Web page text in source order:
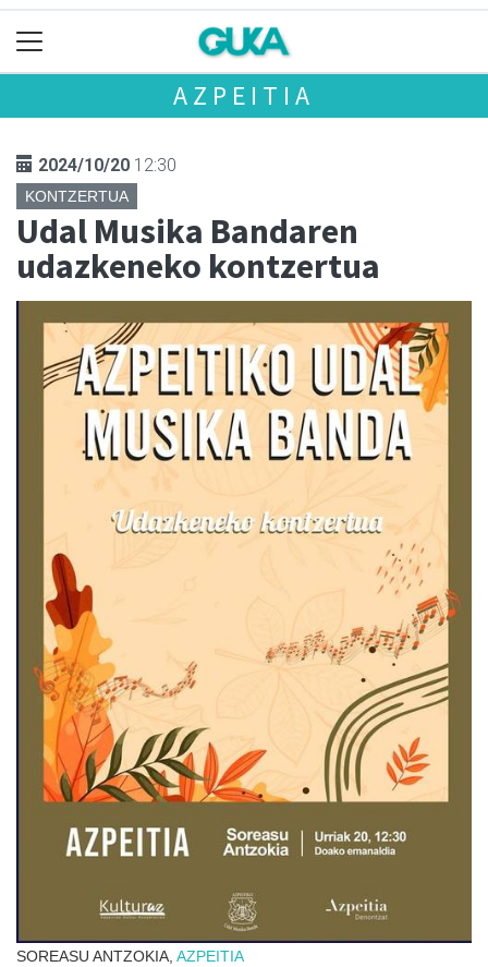
AZPEITIA
2024/10/20 12:30
KONTZERTUA
Udal Musika Bandaren
udazkeneko kontzertua
SOREASU ANTZOKIA, AZPEITIA